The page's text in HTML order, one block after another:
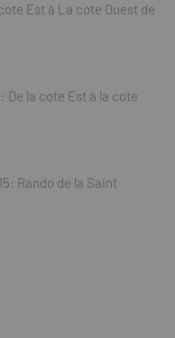
Est à La cote Ouest de
De la cote Est à la cote
Rando de la Saint